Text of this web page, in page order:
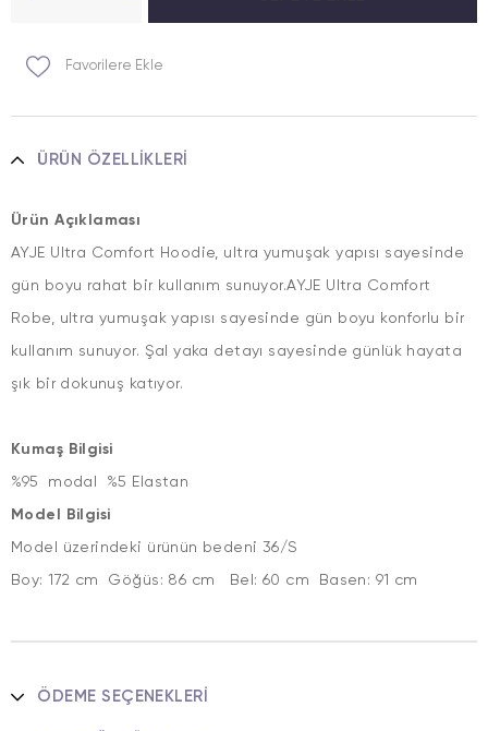
Favorilere Ekle
ÜRÜN ÖZELLIKLERI
Ürün Açıklaması
AYJE Ultra Comfort Hoodie, ultra yumuşak yapısı sayesinde
gün boyu rahat bir kullanım sunuyor.AYJE Ultra Comfort
Robe, ultra yumuşak yapısı sayesinde gün boyu konforlu bir
kullanım sunuyor. Şal yaka detayı sayesinde günlük hayata
şık bir dokunuş katıyor.
Kumaş Bilgisi
%95 modal %5 Elastan
Model Bilgisi
Model üzerindeki ürünün bedeni 36/S
Boy: 172 cm Göğüs: 86 cm Bel: 60 cm Basen: 91 cm
ÖDEME SEÇENEKLERI